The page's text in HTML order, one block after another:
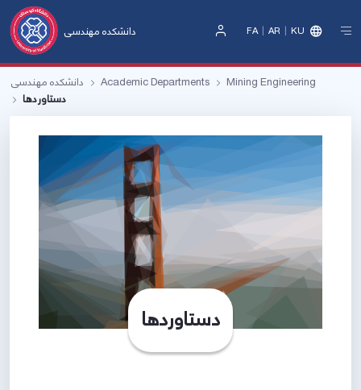
دانشکده مهندسی
In
FA AR KU
دانشکده مهندسی Academic Departments
Mining Engineering
دستاوردها
دستاوردها